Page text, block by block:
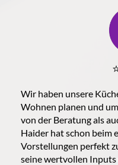
Wir haben unsere
Wohnen planen und
von der Beratung als
Haider hat schon beim
Vorstellungen perfekt
seine wertvollen Inputs